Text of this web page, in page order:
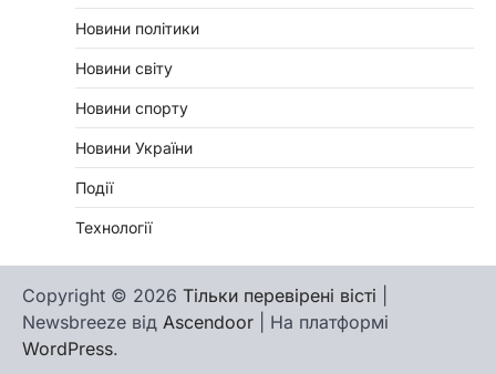
Новини політики
Новини світу
Новини спорту
Новини України
Події
Технології
Copyright © 2026 Тільки перевірені вісті
Newsbreeze від Ascendoor | На платформі
WordPress.